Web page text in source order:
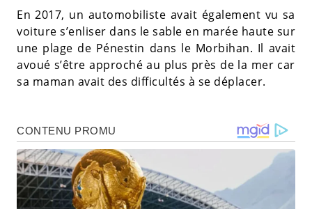
En 2017, un automobiliste avait également vu sa
voiture s’enliser dans le sable en marée haute sur
une plage de Pénestin dans le Morbihan. Il avait
avoué s’être approché au plus près de la mer car
sa maman avait des difficultés à se déplacer.